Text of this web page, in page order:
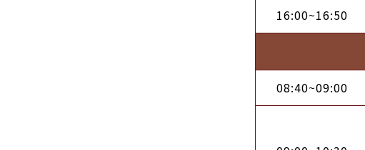
16:00~16:50
08:40~09:00